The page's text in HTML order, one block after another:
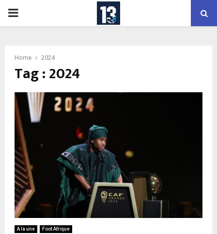
PRIMARY
Home 2024
Tag : 2024
A la une Foot Afrique